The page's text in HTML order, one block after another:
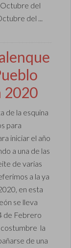
del
del ...
2020
de la esquina
para
iniciar el año
a una de las
de varias
a la ya
en esta
se lleva
de Febrero
costumbre la
de una